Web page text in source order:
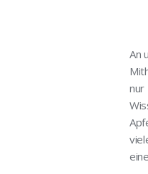
An
nur